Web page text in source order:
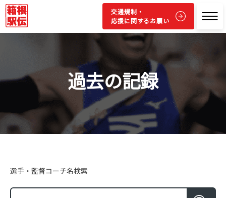
交通規制・
応援に関するお願い
過去の記録
選手・監督コーチ名検索